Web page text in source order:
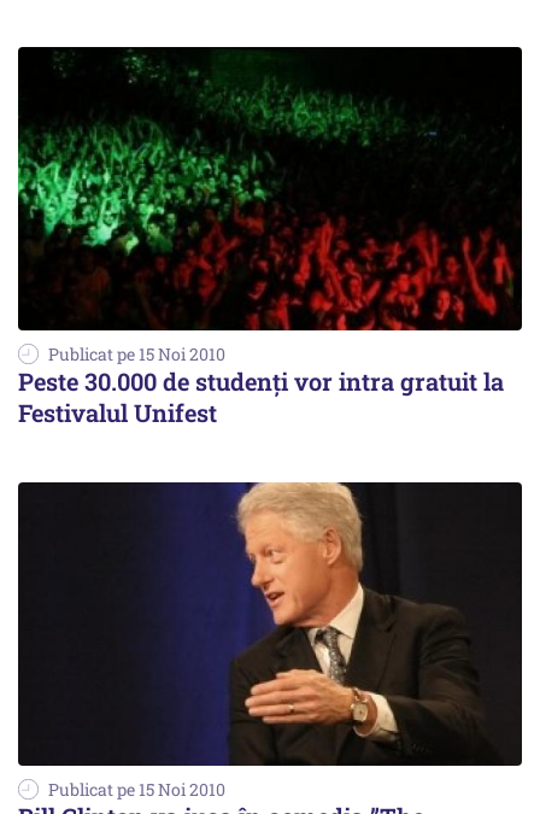
Publicat pe 15 Noi 2010
Peste 30.000 de studenți vor intra gratuit la
Festivalul Unifest
Publicat pe 15 Noi 2010